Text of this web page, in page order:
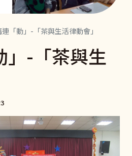
「動」-「茶與生活律動會」
」-「茶與生